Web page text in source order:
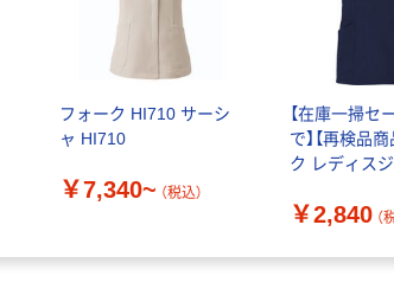
フォーク HI710 サーシ
ャ HI710
￥7,340~ （税込）
【在庫一掃セ
で】【再検品
ク レディスジ
チェリーピ
あり品）
￥2,840 （